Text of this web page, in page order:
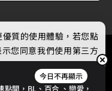
今日不再顯示
點開，BL、 百合 、戀愛，
質的使用體驗，若您點
您同意我們使用第三方
策。